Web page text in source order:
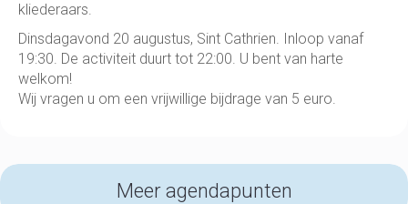
kliederaars.
Dinsdagavond 20 augustus, Sint Cathrien. Inloop vanaf
19:30. De activiteit duurt tot 22:00. U bent van harte
welkom!
Wij vragen u om een vrijwillige bijdrage van 5 euro.
Meer agendapunten